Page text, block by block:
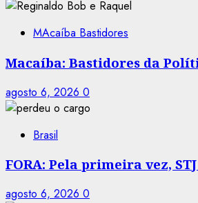
MAcaíba Bastidores
Macaíba: Bastidores da
agosto 6, 2026 0
Brasil
FORA: Pela primeira vez,
agosto 6, 2026 0